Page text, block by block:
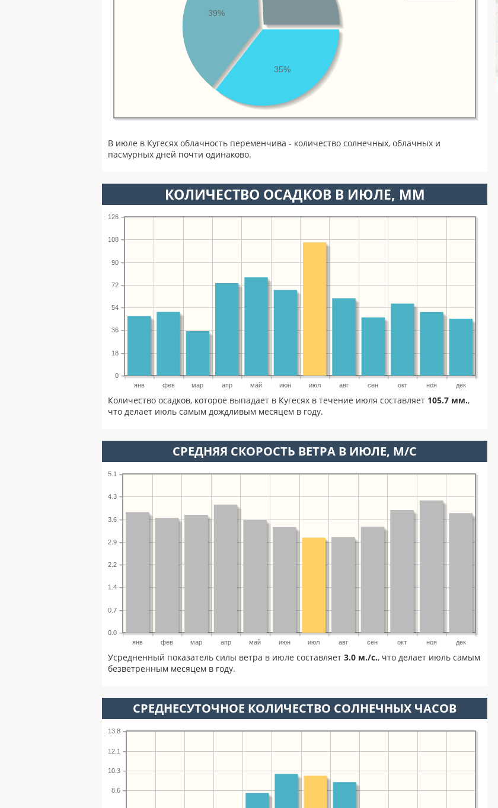
35%
39%
В июле в Кугесях облачность переменчива - количество солнечных, облачных и
пасмурных дней почти одинаково.
КОЛИЧЕСТВО ОСАДКОВ В ИЮЛЕ, ММ
янв фев мар апр май июн июл авг сен окт ноя дек
0
18
36
54
72
90
108
126
Количество осадков, которое выпадает в Кугесях в течение июля составляет 105.7 мм.,
что делает июль самым дождливым месяцем в году.
СРЕДНЯЯ СКОРОСТЬ ВЕТРА В ИЮЛЕ, М/С
янв фев мар апр май июн июл авг сен окт ноя дек
0.0
0.7
1.4
2.2
2.9
3.6
4.3
5.1
Усредненный показатель силы ветра в июле составляет 3.0 м./с., что делает июль самым
безветренным месяцем в году.
СРЕДНЕСУТОЧНОЕ КОЛИЧЕСТВО СОЛНЕЧНЫХ ЧАСОВ
8.6
10.3
12.1
13.8